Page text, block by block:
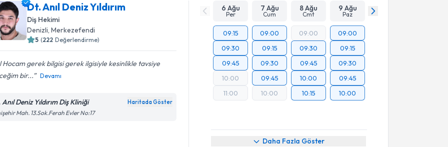
Dt. Anıl Deniz Yıldırım
Diş Hekimi
Denizli, Merkezefendi
5 (222 Değerlendirme)
Hocam gerek bilgisi gerek ilgisiyle kesinlikle tavsiye
bir...
Devamı
Deniz Yıldırım Diş Kliniği Haritada Göster
Mah. 13.Sok.Ferah Evler No:17
6 Ağu
Per
7 Ağu
Cum
8 Ağu
Cmt
9 Ağu
Paz
09:15
09:30
09:45
10:00
11:00
09:00
09:15
09:30
09:45
10:00
09:00
09:30
09:45
10:00
10:15
09:00
09:15
09:30
09:45
10:00
Daha Fazla Göster